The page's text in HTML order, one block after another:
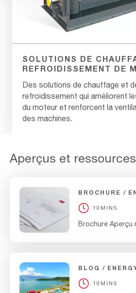
SOLUTIONS DE
REFROIDISSEMENT DE
Des solutions de chauffage et
refroidissement qui améliorent
du moteur et renforcent la
des machines.
Aperçus et ressources
BROCHURE
10MINS
Brochure Aperçu
BLOG
10MINS